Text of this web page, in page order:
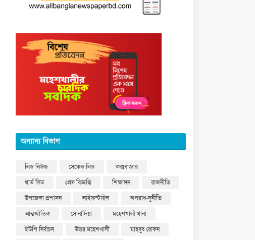
অন্যান্য বিভাগ
লিড নিউজ সেকেন্ড লিড
কক্সবাজার
থার্ড লিড
প্রেস বিজ্ঞপ্তি শিক্ষাঙ্গন
রাজনীতি
উপজেলা প্রশাসন
লাইফস্টাইল
অপরাধ-দুর্নীতি
আন্তর্জাতিক
সোনাদিয়া
মহেশখালী থানা
ইউপি নির্বাচন
উত্তর মহেশখালী
মাহবুব রোকন